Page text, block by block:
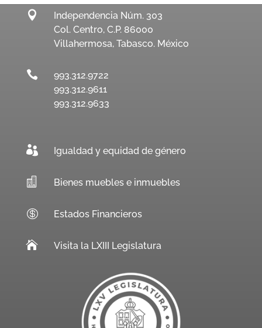

Independencia Núm. 303
Col. Centro, C.P. 86000
Villahermosa, Tabasco. México

993.312.9722
993.312.9611
993.312.9633
 Igualdad y equidad de género
 Bienes muebles e inmuebles
 Estados Financieros
 Visita la LXIII Legislatura